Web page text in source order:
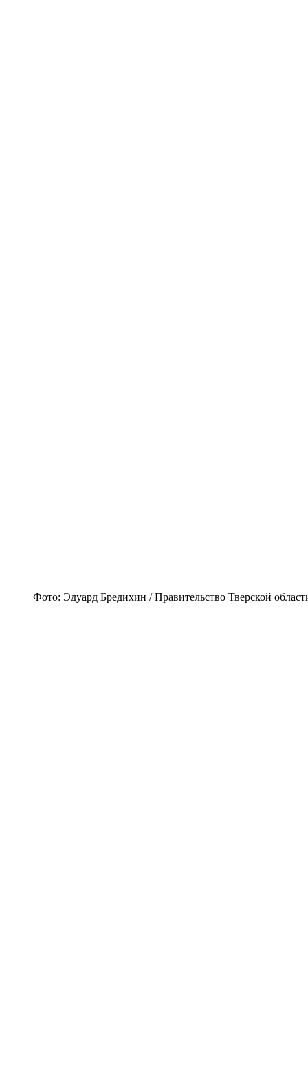
Фото: Эдуард Бредихин / Правительство Тверской